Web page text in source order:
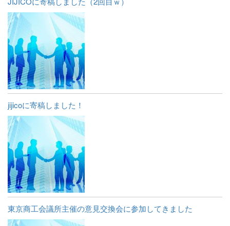
jijicoに寄稿しました！
東京商工会議所主催の意見交換会に参加してきました